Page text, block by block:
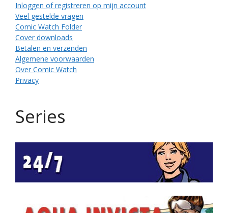
Inloggen of registreren op mijn account
Veel gestelde vragen
Comic Watch Folder
Cover downloads
Betalen en verzenden
Algemene voorwaarden
Over Comic Watch
Privacy
Series